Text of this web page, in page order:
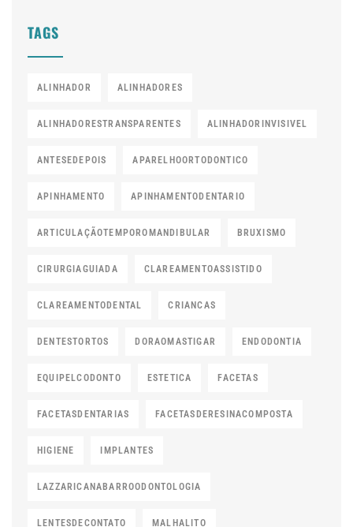
TAGS
ALINHADOR ALINHADORES
ALINHADORESTRANSPARENTES ALINHADORINVISIVEL
ANTESEDEPOIS APARELHOORTODONTICO
APINHAMENTO APINHAMENTODENTARIO
ARTICULAÇÃOTEMPOROMANDIBULAR BRUXISMO
CIRURGIAGUIADA CLAREAMENTOASSISTIDO
CLAREAMENTODENTAL CRIANCAS
DENTESTORTOS DORAOMASTIGAR ENDODONTIA
EQUIPELCODONTO ESTETICA FACETAS
FACETASDENTARIAS FACETASDERESINACOMPOSTA
HIGIENE IMPLANTES
LAZZARICANABARROODONTOLOGIA
LENTESDECONTATO MALHALITO